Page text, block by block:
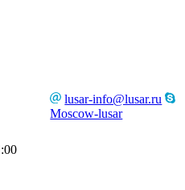
lusar-info@lusar.ru
Moscow-lusar